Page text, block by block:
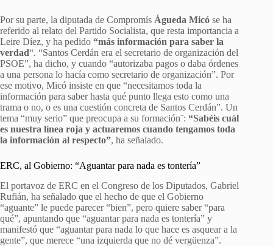
Por su parte, la diputada de Compromís Águeda Micó se ha
referido al relato del Partido Socialista, que resta importancia a
Leire Díez, y ha pedido “más información para saber la
verdad“. “Santos Cerdán era el secretario de organización del
PSOE”, ha dicho, y cuando “autorizaba pagos o daba órdenes
a una persona lo hacía como secretario de organización”. Por
ese motivo, Micó insiste en que “necesitamos toda la
información para saber hasta qué punto llega esto como una
trama o no, o es una cuestión concreta de Santos Cerdán”. Un
tema “muy serio” que preocupa a su formación¨: “Sabéis cuál
es nuestra línea roja y actuaremos cuando tengamos toda
la información al respecto”, ha señalado.
ERC, al Gobierno: “Aguantar para nada es tontería”
El portavoz de ERC en el Congreso de los Diputados, Gabriel
Rufián, ha señalado que el hecho de que el Gobierno
“aguante” le puede parecer “bien”, pero quiere saber “para
qué”, apuntando que “aguantar para nada es tontería” y
manifestó que “aguantar para nada lo que hace es asquear a la
gente”, que merece “una izquierda que no dé vergüenza”.